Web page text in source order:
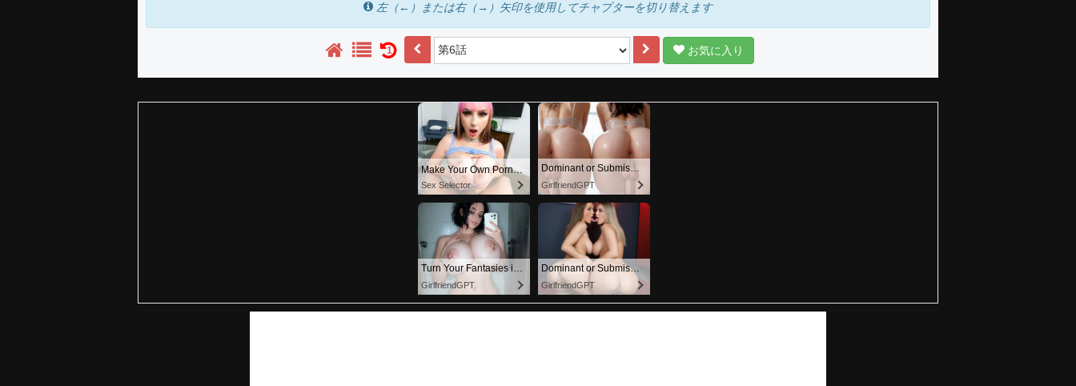
左（←）または右（→）矢印を使用してチャプターを切り替えます
1 お気に入り